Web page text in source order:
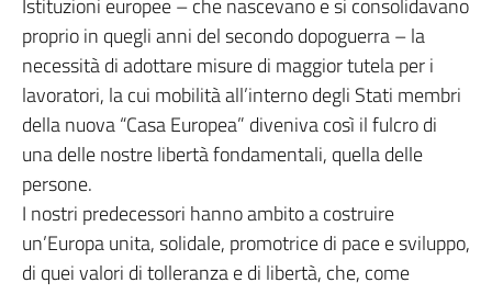
Istituzioni europee – che nascevano e si consolidavano
proprio in quegli anni del secondo dopoguerra – la
necessità di adottare misure di maggior tutela per i
lavoratori, la cui mobilità all’interno degli Stati membri
della nuova “Casa Europea” diveniva così il fulcro di
una delle nostre libertà fondamentali, quella delle
persone.
I nostri predecessori hanno ambito a costruire
un’Europa unita, solidale, promotrice di pace e sviluppo,
di quei valori di tolleranza e di libertà, che, come